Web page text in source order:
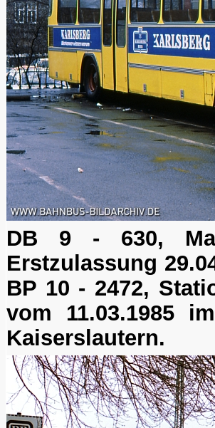
DB 9 - 630,
Erstzulassung
BP 10 - 2472,
vom 11.03.1985
Kaiserslautern.